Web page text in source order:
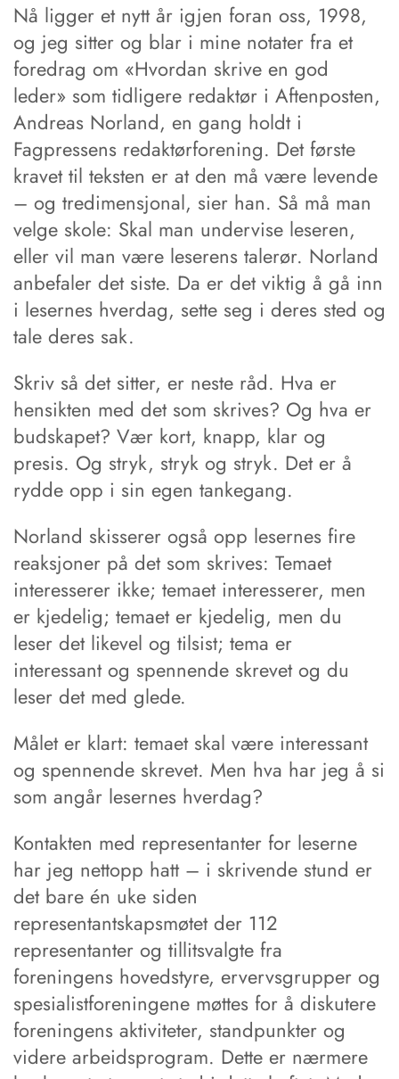
Nå ligger et nytt år igjen foran oss, 1998,
og jeg sitter og blar i mine notater fra et
foredrag om «Hvordan skrive en god
leder» som tidligere redaktør i Aftenposten,
Andreas Norland, en gang holdt i
Fagpressens redaktørforening. Det første
kravet til teksten er at den må være levende
– og tredimensjonal, sier han. Så må man
velge skole: Skal man undervise leseren,
eller vil man være leserens talerør. Norland
anbefaler det siste. Da er det viktig å gå inn
i lesernes hverdag, sette seg i deres sted og
tale deres sak.
Skriv så det sitter, er neste råd. Hva er
hensikten med det som skrives? Og hva er
budskapet? Vær kort, knapp, klar og
presis. Og stryk, stryk og stryk. Det er å
rydde opp i sin egen tankegang.
Norland skisserer også opp lesernes fire
reaksjoner på det som skrives: Temaet
interesserer ikke; temaet interesserer, men
er kjedelig; temaet er kjedelig, men du
leser det likevel og tilsist; tema er
interessant og spennende skrevet og du
leser det med glede.
Målet er klart: temaet skal være interessant
og spennende skrevet. Men hva har jeg å si
som angår lesernes hverdag?
Kontakten med representanter for leserne
har jeg nettopp hatt – i skrivende stund er
det bare én uke siden
representantskapsmøtet der 112
representanter og tillitsvalgte fra
foreningens hovedstyre, ervervsgrupper og
spesialistforeningene møttes for å diskutere
foreningens aktiviteter, standpunkter og
videre arbeidsprogram. Dette er nærmere